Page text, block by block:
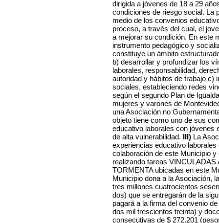
dirigida a jóvenes de 18 a 29
condiciones de riesgo social. La
medio de los convenios
proceso, a través del cual, el
a mejorar su condición. En este
instrumento pedagógico y
constituye un ámbito
b) desarrollar y profundizar los
laborales, responsabilidad,
autoridad y hábitos de trabajo c)
sociales, estableciendo redes
según el segundo Plan de
mujeres y varones de
una Asociación no
objeto tiene como uno de sus
educativo laborales con jóvenes
de alta vulnerabilidad. III) La
experiencias educativo
colaboración de este Municipio
realizando tareas
TORMENTA ubicadas en este
Municipio dona a la Asociación,
tres millones cuatrocientos
dos) que se entregarán de la
pagará a la firma del convenio
dos mil trescientos treinta) y
consecutivas de $ 272.201